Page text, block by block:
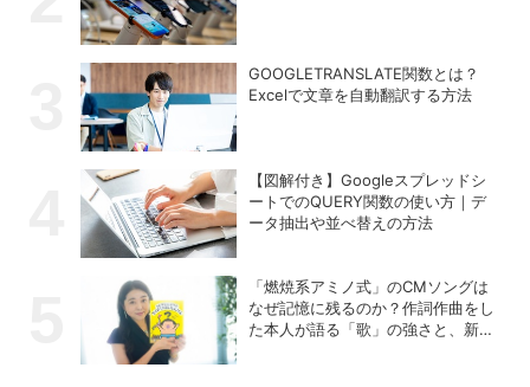
GOOGLETRANSLATE関数とは？
Excelで文章を自動翻訳する方法
【図解付き】Googleスプレッドシ
ートでのQUERY関数の使い方｜デ
ータ抽出や並べ替えの方法
「燃焼系アミノ式」のCMソングは
なぜ記憶に残るのか？作詞作曲をし
た本人が語る「歌」の強さと、新た